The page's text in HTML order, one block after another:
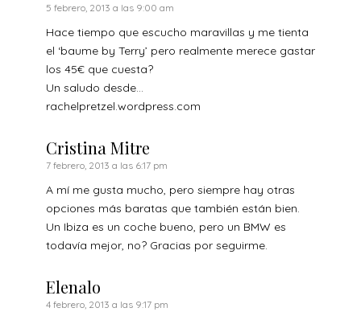
5 febrero, 2013 a las 9:00 am
Hace tiempo que escucho maravillas y me tienta
el ‘baume by Terry’ pero realmente merece gastar
los 45€ que cuesta?
Un saludo desde…
rachelpretzel.wordpress.com
Cristina Mitre
7 febrero, 2013 a las 6:17 pm
A mí me gusta mucho, pero siempre hay otras
opciones más baratas que también están bien.
Un Ibiza es un coche bueno, pero un BMW es
todavía mejor, no? Gracias por seguirme.
Elenalo
4 febrero, 2013 a las 9:17 pm